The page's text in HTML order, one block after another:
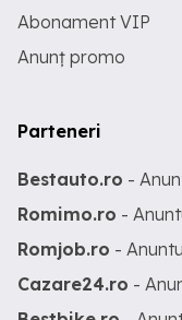
Abonament VIP
Anunț promo
Parteneri
Bestauto.ro -
Romimo.ro -
Romjob.ro -
Cazare24.ro -